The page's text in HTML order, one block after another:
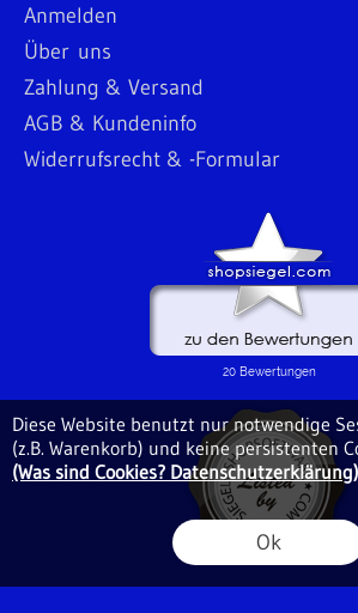
Diese Website benutzt nur notwendige
(z.B. Warenkorb) und keine persistenten
(Was sind Cookies? Datenschutzerklärung)
Ok
Anmelden
Über uns
Zahlung & Versand
AGB & Kundeninfo
Widerrufsrecht & -Formular